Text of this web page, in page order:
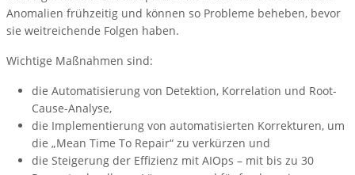
Anomalien frühzeitig und können so Probleme beheben, bevor
sie weitreichende Folgen haben.
Wichtige Maßnahmen sind:
die Automatisierung von Detektion, Korrelation und Root-
Cause-Analyse,
die Implementierung von automatisierten Korrekturen, um
die „Mean Time To Repair“ zu verkürzen und
die Steigerung der Effizienz mit AIOps – mit bis zu 30